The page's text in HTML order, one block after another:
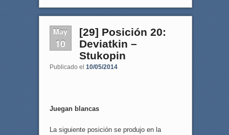
May
10
[29] Posición 20:
Deviatkin –
Stukopin
Publicado el 10/05/2014
Juegan blancas
La siguiente posición se produjo en la